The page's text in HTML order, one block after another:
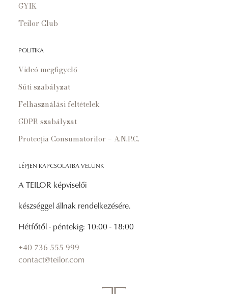
GYIK
Teilor Club
POLITIKA
Videó megfigyelő
Süti szabályzat
Felhasználási feltételek
GDPR szabályzat
Protecția Consumatorilor – A.N.P.C.
LÉPJEN KAPCSOLATBA VELÜNK
A TEILOR képviselői
készséggel állnak rendelkezésére.
Hétfőtől - péntekig: 10:00 - 18:00
+40 736 555 999
contact@teilor.com